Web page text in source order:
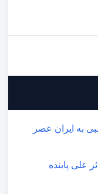
به ایران عصر
افسانه ۷ رئیس اثر علی پاینده